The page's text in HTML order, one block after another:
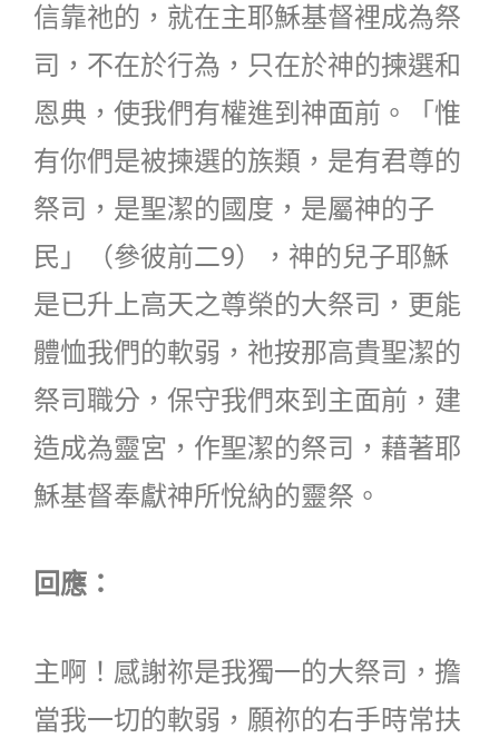
信靠祂的，就在主耶穌基督裡成為祭
司，不在於行為，只在於神的揀選和
恩典，使我們有權進到神面前。「惟
有你們是被揀選的族類，是有君尊的
祭司，是聖潔的國度，是屬神的子
民」（參彼前二9），神的兒子耶穌
是已升上高天之尊榮的大祭司，更能
體恤我們的軟弱，祂按那高貴聖潔的
祭司職分，保守我們來到主面前，建
造成為靈宮，作聖潔的祭司，藉著耶
穌基督奉獻神所悅納的靈祭。
回應：
主啊！感謝祢是我獨一的大祭司，擔
當我一切的軟弱，願祢的右手時常扶